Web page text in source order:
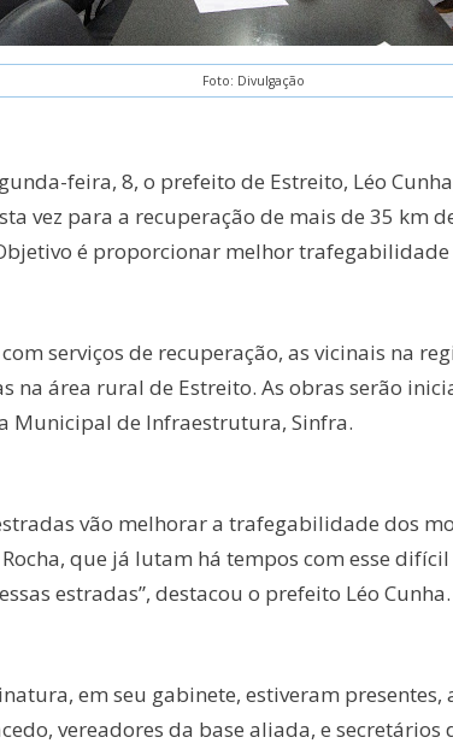
Foto: Divulgação
feira, 8, o prefeito de Estreito, Léo
vez para a recuperação de mais de 35 km
é proporcionar melhor trafegabilidade
serviços de recuperação, as vicinais na
na área rural de Estreito. As obras serão
Municipal de Infraestrutura, Sinfra.
vão melhorar a trafegabilidade dos
que já lutam há tempos com esse
estradas”, destacou o prefeito Léo Cunha.
em seu gabinete, estiveram presentes,
vereadores da base aliada, e secretários